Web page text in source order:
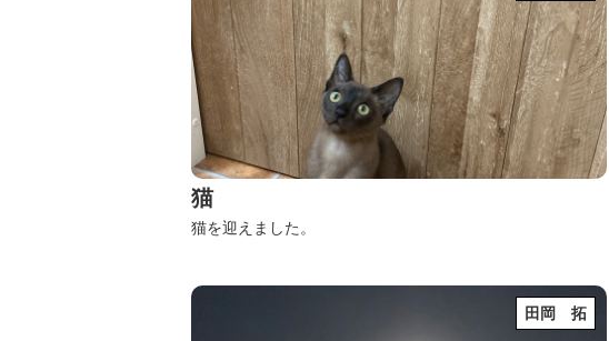
猫
猫を迎えました。
田岡 拓